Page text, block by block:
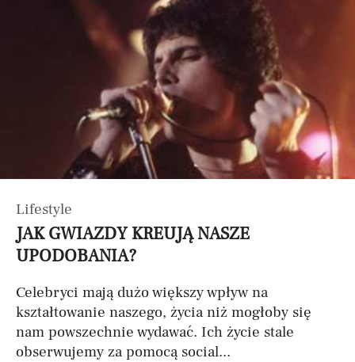
Lifestyle
JAK GWIAZDY KREUJĄ NASZE
UPODOBANIA?
Celebryci mają dużo większy wpływ na
kształtowanie naszego, życia niż mogłoby się
nam powszechnie wydawać. Ich życie stale
obserwujemy za pomocą social...